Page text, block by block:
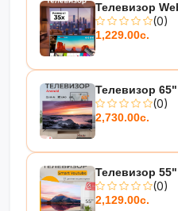
Телевизор
(0)
1,229.00с.
Телевизор
(0)
2,730.00с.
Телевизор 55"
(0)
2,129.00с.